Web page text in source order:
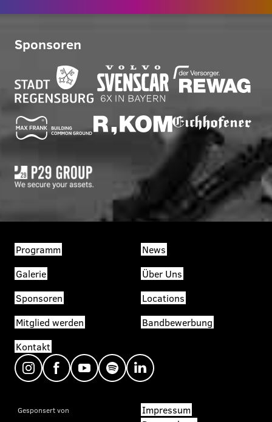
Sponsoren
Programm
News
Galerie
Über Uns
Sponsoren
Locations
Mitglied werden
Bandbewerbung
Kontakt
Gesponsert von
Impressum